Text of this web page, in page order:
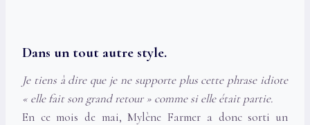
Dans un tout autre style.
Je tiens à dire que je ne supporte plus cette phrase idiote
« elle fait son grand retour » comme si elle était partie.
En ce mois de mai, Mylène Farmer a donc sorti un